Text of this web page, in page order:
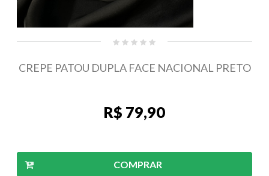
CREPE PATOU DUPLA FACE NACIONAL PRETO
R$ 79,90
COMPRAR